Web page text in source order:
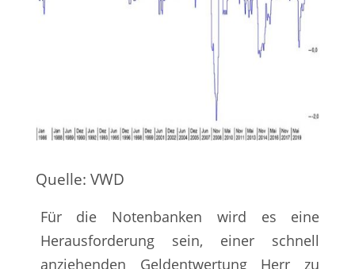
Quelle: VWD
Für die Notenbanken wird es eine
Herausforderung sein, einer schnell
anziehenden Geldentwertung Herr zu